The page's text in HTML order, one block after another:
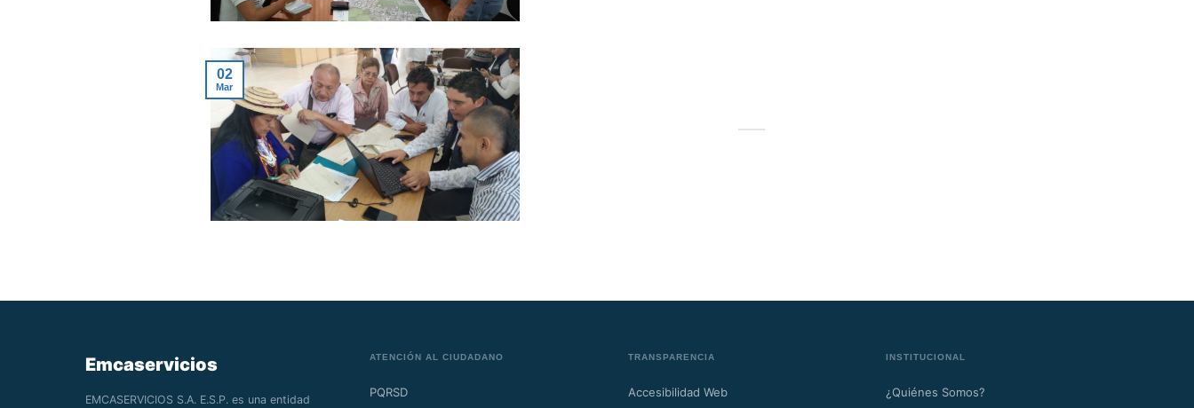
02
Mar
Emcaservicios
EMCASERVICIOS S.A. E.S.P. es una entidad
ATENCIÓN AL CIUDADANO
PQRSD
TRANSPARENCIA
Accesibilidad Web
INSTITUCIONAL
¿Quiénes Somos?